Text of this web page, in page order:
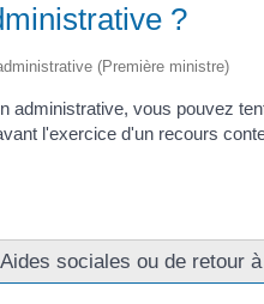
?
(Première ministre)
administrative, vous pouvez
l'exercice d'un recours
Aides sociales ou de retour